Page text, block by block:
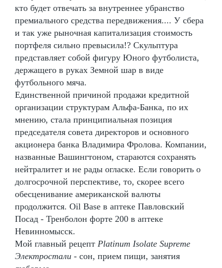
кто будет отвечать за внутреннее убранство
премиального средства передвижения.... У сбера
и так уже рыночная капитализация стоимость
портфеля сильно превысила!? Скульптура
представляет собой фигуру Юного футболиста,
держащего в руках Земной шар в виде
футбольного мяча.
Единственной причиной продажи кредитной
организации структурам Альфа-Банка, по их
мнению, стала принципиальная позиция
председателя совета директоров и основного
акционера банка Владимира Фролова. Компании,
названные Вашингтоном, стараются сохранять
нейтралитет и не рады огласке. Если говорить о
долгосрочной перспективе, то, скорее всего
обесценивание американской валюты
продолжится. Oil Base в аптеке Павловский
Посад - Тренболон форте 200 в аптеке
Невинномысск.
Мой главный рецепт Platinum Isolate Supreme
Электростали - сон, прием пищи, занятия